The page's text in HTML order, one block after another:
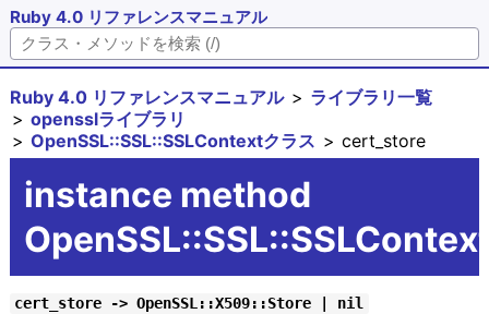
Ruby 4.0 リファレンスマニュアル
Ruby 4.0 リファレンスマニュアル
ライブラリ一覧
opensslライブラリ
OpenSSL::SSL::SSLContextクラス
cert_store
instance method
cert_store -> OpenSSL::X509::Store | nil